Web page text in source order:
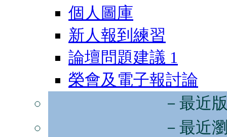
個人圖庫
新人報到練習
論壇問題建議 1
榮會及電子報討論
－最近
－最近